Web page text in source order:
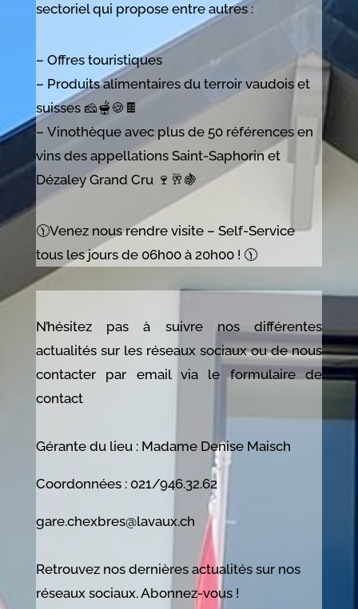
sectoriel qui propose entre autres :
– Offres touristiques
– Produits alimentaires du terroir vaudois et
suisses 🧀🫕🍪🍫
– Vinothèque avec plus de 50 références en
vins des appellations Saint-Saphorin et
Dézaley Grand Cru 🍷🥂🍇
🕦Venez nous rendre visite – Self-Service
tous les jours de 06h00 à 20h00 ! 🕦
N’hésitez pas à suivre nos différentes
actualités sur les réseaux sociaux ou de nous
contacter par email via le formulaire de
contact
Gérante du lieu : Madame Denise Maisch
Coordonnées : 021/946.32.62
gare.chexbres@lavaux.ch
Retrouvez nos dernières actualités sur nos
réseaux sociaux. Abonnez-vous !